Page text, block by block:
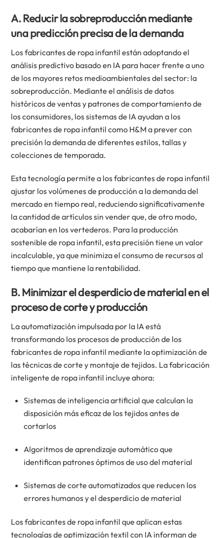
A. Reducir la sobreproducción mediante
una predicción precisa de la demanda
Los fabricantes de ropa infantil están adoptando el
análisis predictivo basado en IA para hacer frente a uno
de los mayores retos medioambientales del sector: la
sobreproducción. Mediante el análisis de datos
históricos de ventas y patrones de comportamiento de
los consumidores, los sistemas de IA ayudan a los
fabricantes de ropa infantil como H&M a prever con
precisión la demanda de diferentes estilos, tallas y
colecciones de temporada.
Esta tecnología permite a los fabricantes de ropa infantil
ajustar los volúmenes de producción a la demanda del
mercado en tiempo real, reduciendo significativamente
la cantidad de artículos sin vender que, de otro modo,
acabarían en los vertederos. Para la producción
sostenible de ropa infantil, esta precisión tiene un valor
incalculable, ya que minimiza el consumo de recursos al
tiempo que mantiene la rentabilidad.
B. Minimizar el desperdicio de material en el
proceso de corte y producción
La automatización impulsada por la IA está
transformando los procesos de producción de los
fabricantes de ropa infantil mediante la optimización de
las técnicas de corte y montaje de tejidos. La fabricación
inteligente de ropa infantil incluye ahora:
Sistemas de inteligencia artificial que calculan la
disposición más eficaz de los tejidos antes de
cortarlos
Algoritmos de aprendizaje automático que
identifican patrones óptimos de uso del material
Sistemas de corte automatizados que reducen los
errores humanos y el desperdicio de material
Los fabricantes de ropa infantil que aplican estas
tecnologías de optimización textil con IA informan de